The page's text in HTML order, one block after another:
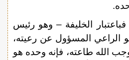
فباعتبار الخليفة – وهو رئيس
الراعي المسؤول عن رعيته،
الله طاعته، فإنه وحده هو